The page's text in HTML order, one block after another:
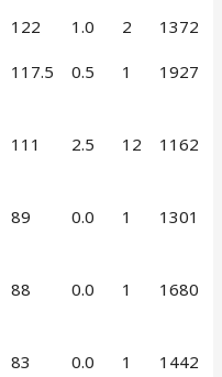
122 1.0 2 1372
117.5 0.5 1 1927
111 2.5 12 1162
89 0.0 1 1301
88 0.0 1 1680
83 0.0 1 1442